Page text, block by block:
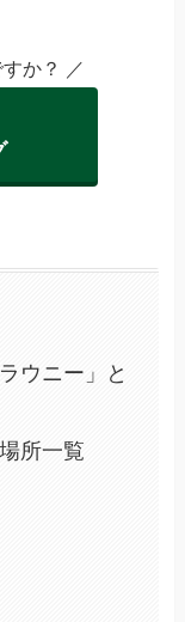
か？ ／
ウニー」と
所一覧